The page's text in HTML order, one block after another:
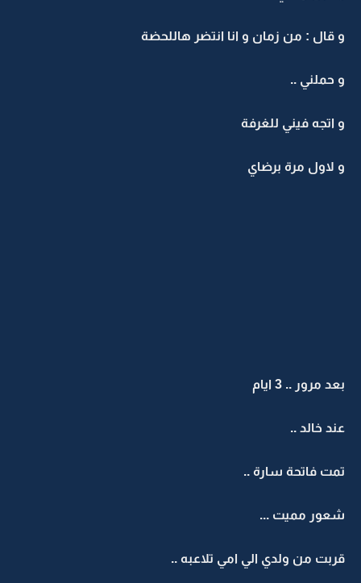
و قال : من زمان و انا انتضر هاللحضة
و حملني ..
و اتجه فيني للغرفة
و لاول مرة برضاي
بعد مرور .. 3 ايام
عند خالد ..
تمت فاتحة سارة ..
شعور مميت ...
قربت من ولدي الي امي تلاعبه ..